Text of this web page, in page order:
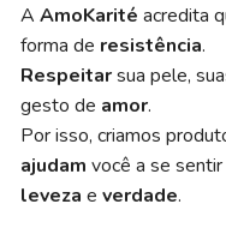
AAmoKaritéacredita
forma de resistência.
Respeitarsua pele,
gesto de amor.
Por isso, criamos
ajudamvocê a se
levezaeverdade.